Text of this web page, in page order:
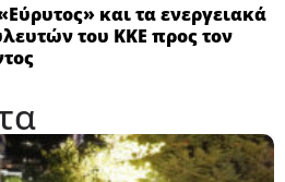
και τα ενεργειακά
του ΚΚΕ προς τον